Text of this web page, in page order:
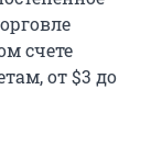
счете
от $3 до